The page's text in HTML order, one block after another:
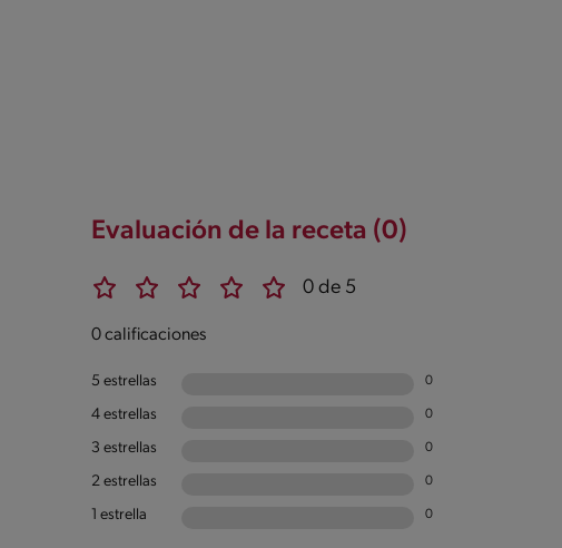
Evaluación de la receta (0)
0 de 5
0 calificaciones
5 estrellas 0
4 estrellas 0
3 estrellas 0
2 estrellas 0
1 estrella 0